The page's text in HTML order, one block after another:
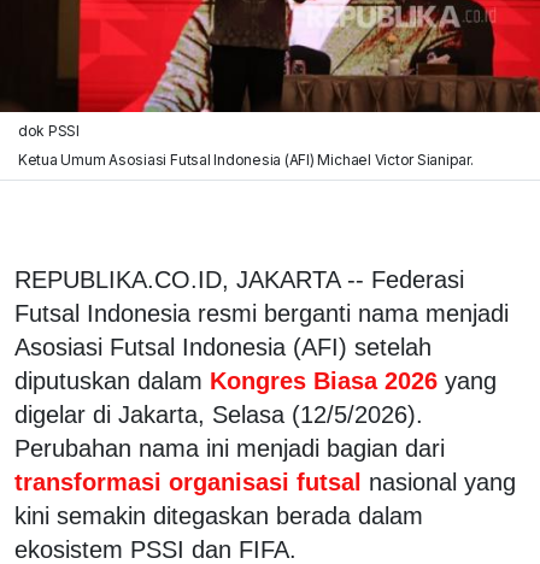
dok PSSI
Ketua Umum Asosiasi Futsal Indonesia (AFI) Michael Victor Sianipar.
REPUBLIKA.CO.ID, JAKARTA -- Federasi
Futsal Indonesia resmi berganti nama menjadi
Asosiasi Futsal Indonesia (AFI) setelah
diputuskan dalam Kongres Biasa 2026 yang
digelar di Jakarta, Selasa (12/5/2026).
Perubahan nama ini menjadi bagian dari
transformasi organisasi futsal nasional yang
kini semakin ditegaskan berada dalam
ekosistem PSSI dan FIFA.